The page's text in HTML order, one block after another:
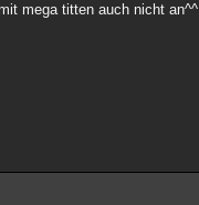
mega titten auch nicht an^^